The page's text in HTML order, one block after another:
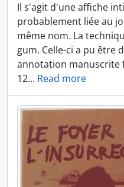
Il s'agit d'une affiche
probablement liée au
même nom. La
gum. Celle-ci a pu être
annotation manuscrite
12… Read more